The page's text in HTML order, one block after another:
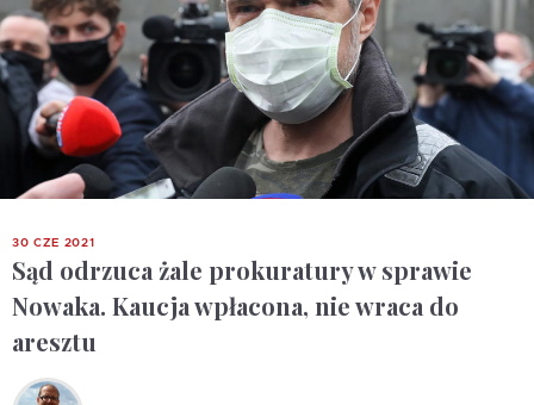
30 CZE 2021
Sąd odrzuca żale prokuratury w sprawie
Nowaka. Kaucja wpłacona, nie wraca do
aresztu